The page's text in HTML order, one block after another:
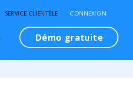
Démo gratuite
SERVICE CLIENTÈLE CONNEXION